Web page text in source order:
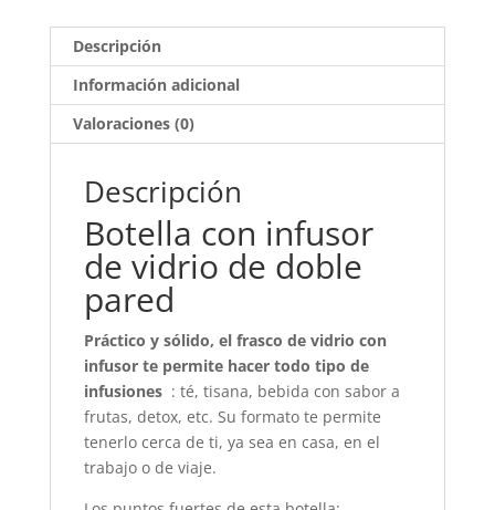
Descripción
Información adicional
Valoraciones (0)
Descripción
Botella con infusor
de vidrio de doble
pared
Práctico y sólido, el frasco de vidrio con
infusor te permite hacer todo tipo de
infusiones: té, tisana, bebida con sabor a
frutas, detox, etc. Su formato te permite
tenerlo cerca de ti, ya sea en casa, en el
trabajo o de viaje.